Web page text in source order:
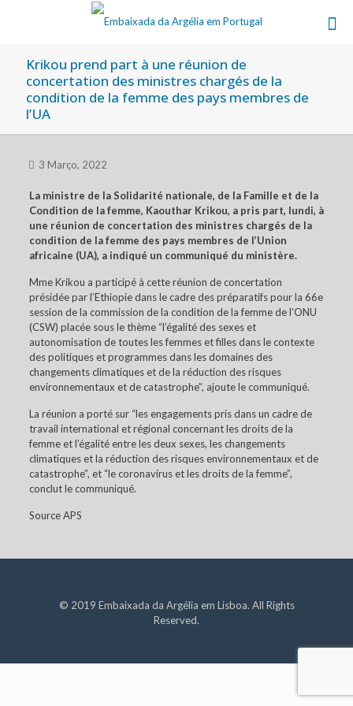
Krikou prend part à une réunion de
concertation des ministres chargés de la
condition de la femme des pays membres de
l’UA
3 Março, 2022
La ministre de la Solidarité nationale, de la Famille et de la
Condition de la femme, Kaouthar Krikou, a pris part, lundi, à
une réunion de concertation des ministres chargés de la
condition de la femme des pays membres de l’Union
africaine (UA), a indiqué un communiqué du ministère.
Mme Krikou a participé à cette réunion de concertation
présidée par l’Ethiopie dans le cadre des préparatifs pour la 66e
session de la commission de la condition de la femme de l’ONU
(CSW) placée sous le thème “l’égalité des sexes et
autonomisation de toutes les femmes et filles dans le contexte
des politiques et programmes dans les domaines des
changements climatiques et de la réduction des risques
environnementaux et de catastrophe”, ajoute le communiqué.
La réunion a porté sur “les engagements pris dans un cadre de
travail international et régional concernant les droits de la
femme et l’égalité entre les deux sexes, les changements
climatiques et la réduction des risques environnementaux et de
catastrophe”, et “le coronavirus et les droits de la femme”,
conclut le communiqué.
Source APS
© 2019 Embaixada da Argélia em Lisboa. All Rights
Reserved.